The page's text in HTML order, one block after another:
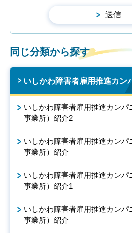
同じ分類から探す
いしかわ障害者雇用推進カン
いしかわ障害者雇用推進カンパ
事業所）紹介2
いしかわ障害者雇用推進カンパ
事業所）紹介
いしかわ障害者雇用推進カンパ
事業所）紹介1
いしかわ障害者雇用推進カンパ
事業所）紹介